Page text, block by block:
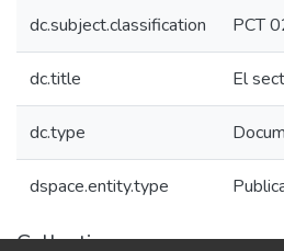
dc.subject.classification PCT
dc.title El
dc.type
dspace.entity.type
Collections